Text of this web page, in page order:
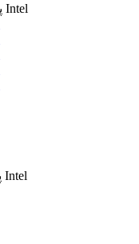
پردازنده بر اساس نسل Intel
پردازنده بر اساس مدل Intel